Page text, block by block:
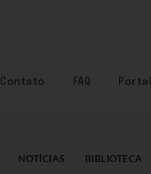
Contato FAQ Portal
NOTÍCIAS BIBLIOTECA